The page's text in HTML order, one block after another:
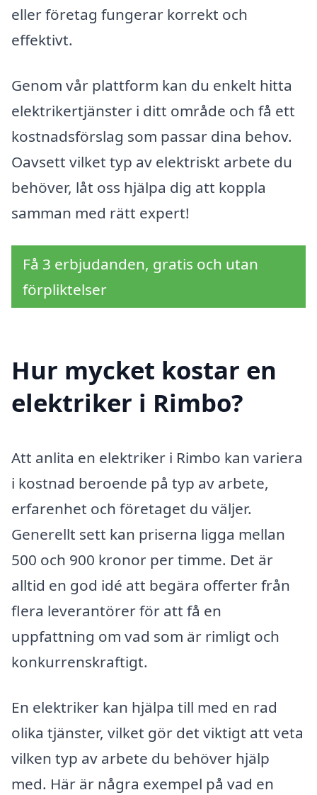
eller företag fungerar korrekt och
effektivt.
Genom vår plattform kan du enkelt hitta
elektrikertjänster i ditt område och få ett
kostnadsförslag som passar dina behov.
Oavsett vilket typ av elektriskt arbete du
behöver, låt oss hjälpa dig att koppla
samman med rätt expert!
Få 3 erbjudanden, gratis och utan
förpliktelser
Hur mycket kostar en
elektriker i Rimbo?
Att anlita en elektriker i Rimbo kan variera
i kostnad beroende på typ av arbete,
erfarenhet och företaget du väljer.
Generellt sett kan priserna ligga mellan
500 och 900 kronor per timme. Det är
alltid en god idé att begära offerter från
flera leverantörer för att få en
uppfattning om vad som är rimligt och
konkurrenskraftigt.
En elektriker kan hjälpa till med en rad
olika tjänster, vilket gör det viktigt att veta
vilken typ av arbete du behöver hjälp
med. Här är några exempel på vad en